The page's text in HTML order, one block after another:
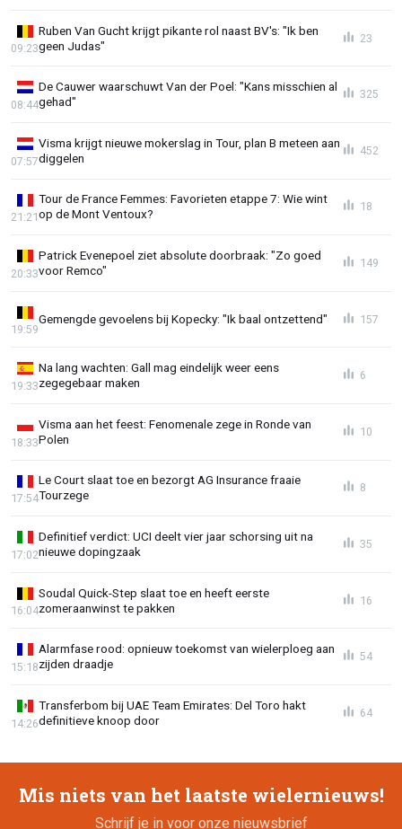
Ruben Van Gucht krijgt pikante rol naast BV's: "Ik ben
geen Judas"
09:23
23
De Cauwer waarschuwt Van der Poel: "Kans misschien al
gehad"
08:44
325
Visma krijgt nieuwe mokerslag in Tour, plan B meteen aan
diggelen
07:57
452
Tour de France Femmes: Favorieten etappe 7: Wie wint
op de Mont Ventoux?
21:21
18
Patrick Evenepoel ziet absolute doorbraak: "Zo goed
voor Remco"
20:33
149
Gemengde gevoelens bij Kopecky: "Ik baal ontzettend"
19:59
157
Na lang wachten: Gall mag eindelijk weer eens
zegegebaar maken
19:33
6
Visma aan het feest: Fenomenale zege in Ronde van
Polen
18:33
10
Le Court slaat toe en bezorgt AG Insurance fraaie
Tourzege
17:54
8
Definitief verdict: UCI deelt vier jaar schorsing uit na
nieuwe dopingzaak
17:02
35
Soudal Quick-Step slaat toe en heeft eerste
zomeraanwinst te pakken
16:04
16
Alarmfase rood: opnieuw toekomst van wielerploeg aan
zijden draadje
15:18
54
Transferbom bij UAE Team Emirates: Del Toro hakt
definitieve knoop door
14:26
64
Mis niets van het laatste wielernieuws!
Schrijf je in voor onze nieuwsbrief